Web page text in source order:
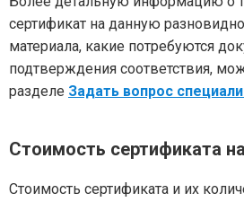
сертификат на данную
материала, какие потребуются
подтверждения соответствия,
разделе Задать вопрос
Стоимость сертификата
Стоимость сертификата и их